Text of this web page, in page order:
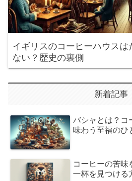
イギリスのコーヒーハウスは
ない？歴史の裏側
新着記事
バシャとは？コ
味わう至福のひ
コーヒーの苦味
一杯を見つける